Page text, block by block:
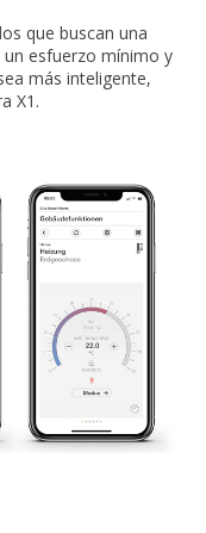
que buscan una
esfuerzo mínimo y
más inteligente,
X1.